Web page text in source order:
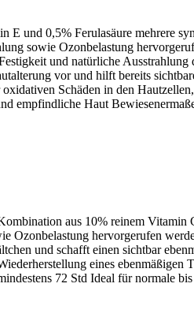
und 0,5% Ferulasäure mehrere
sowie Ozonbelastung
und natürliche
vor und hilft bereits
Schäden in den
empfindliche Haut
aus 10% reinem
hervorgerufen
und schafft einen sichtbar
eines
72 Std Ideal für normale